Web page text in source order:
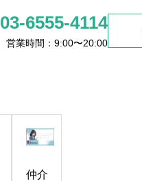
03-6555-4114
営業時間：9:00〜20:00
仲介